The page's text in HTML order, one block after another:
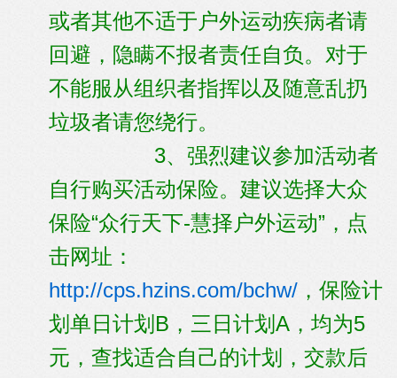
或者其他不适于户外运动疾病者请
回避，隐瞒不报者责任自负。对于
不能服从组织者指挥以及随意乱扔
垃圾者请您绕行。
3、强烈建议参加活动者
自行购买活动保险。建议选择大众
保险“众行天下-慧择户外运动”，点
击网址：
http://cps.hzins.com/bchw/ ，保险计
划单日计划B，三日计划A，均为5
元，查找适合自己的计划，交款后